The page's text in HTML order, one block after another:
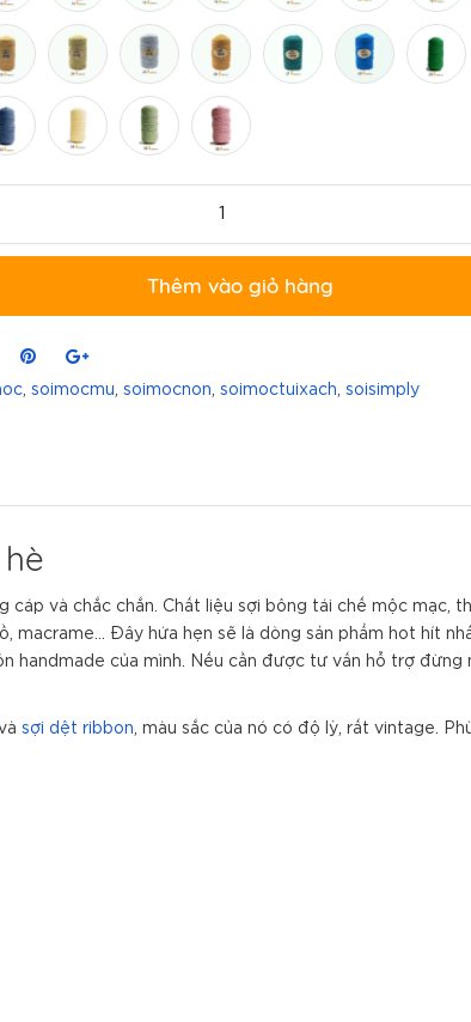
Thêm vào giỏ hàng
, soimocmu soimocnon soimoctuixach soisimply
và chắc chắn. Chất liệu sợi bông tái chế mộc mạc,
Đây hứa hẹn sẽ là dòng sản phẩm hot hít
handmade của mình. Nếu cần được tư vấn hỗ trợ đừng
sợi dệt ribbon , màu sắc của nó có độ lỳ, rất vintage.